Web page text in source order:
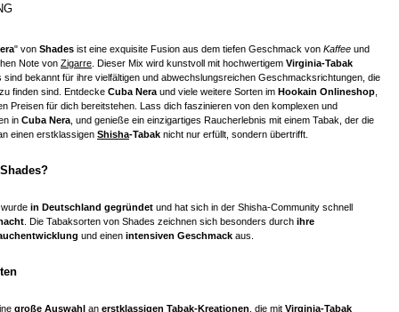
" von Shades ist eine exquisite Fusion aus dem tiefen Geschmack von Kaffee und
Note von Zigarre . Dieser Mix wird kunstvoll mit hochwertigem Virginia-Tabak
sind bekannt für ihre vielfältigen und abwechslungsreichen Geschmacksrichtungen, die
finden sind. Entdecke Cuba Nera und viele weitere Sorten im Hookain Onlineshop
Preisen für dich bereitstehen. Lass dich faszinieren von den komplexen und
in Cuba Nera , und genieße ein einzigartiges Raucherlebnis mit einem Tabak, der die
einen erstklassigen Shisha-Tabak nicht nur erfüllt, sondern übertrifft.
in Deutschland gegründet und hat sich in der Shisha-Community schnell
. Die Tabaksorten von Shades zeichnen sich besonders durch ihre
und einen intensiven Geschmack aus.
große Auswahl an erstklassigen Tabak-Kreationen , die mit Virginia-Tabak